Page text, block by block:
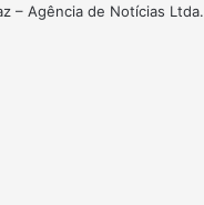
– Agência de Notícias Ltda.